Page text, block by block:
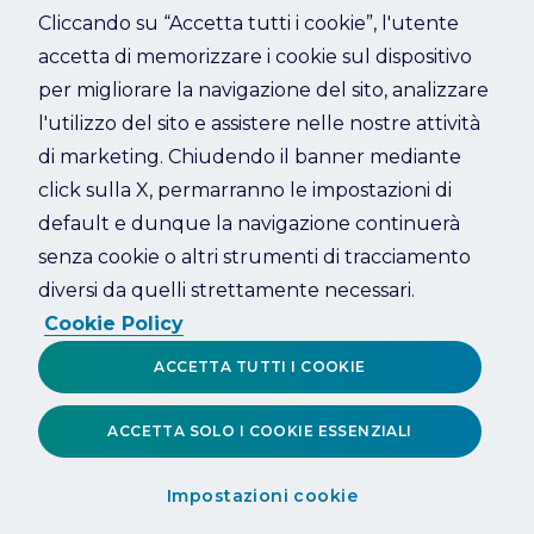
Refresh
Cliccando su “Accetta tutti i cookie”, l'utente
accetta di memorizzare i cookie sul dispositivo
per migliorare la navigazione del sito, analizzare
l'utilizzo del sito e assistere nelle nostre attività
di marketing. Chiudendo il banner mediante
click sulla X, permarranno le impostazioni di
default e dunque la navigazione continuerà
senza cookie o altri strumenti di tracciamento
diversi da quelli strettamente necessari.
Cookie Policy
Impostazioni cookie
ACCETTA SOLO I COOKIE ESSENZIALI
ACCETTA TUTTI I COOKIE